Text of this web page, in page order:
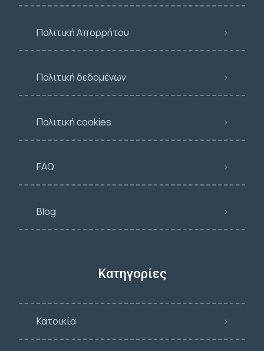
Πολιτική Απορρήτου
Πολιτική δεδομένων
Πολιτική cookies
FAQ
Blog
Κατηγορίες
Κατοικία